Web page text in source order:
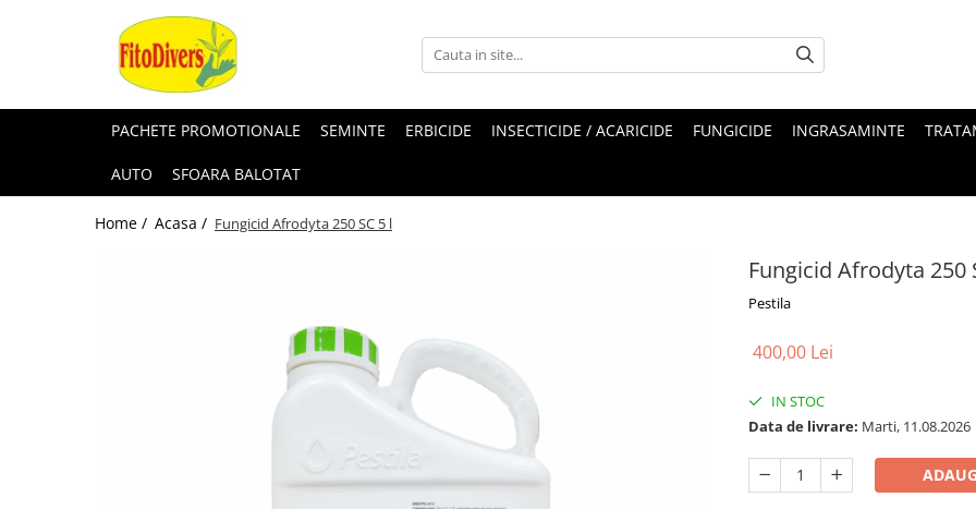
PACHETE PROMOTIONALE SEMINTE ERBICIDE INSECTICIDE / ACARICIDE FUNGICIDE INGRASAMINTE
AUTO SFOARA BALOTAT
Home / Acasa / Fungicid Afrodyta 250 SC 5 l
Fungicid Afrodyta 250
Pestila
400,00 Lei
IN STOC
Data de livrare: Marti, 11.08.2026